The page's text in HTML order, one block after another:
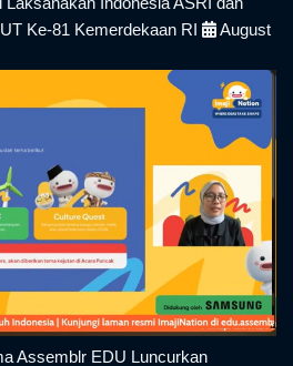
Ke-81 Kemerdekaan RI
August
Assemblr EDU Luncurkan